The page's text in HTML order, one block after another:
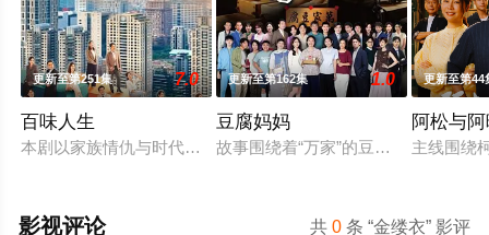
更新至第251集 7.0
百味人生
本剧以家族情仇与时代情怀为主轴，剧情叙述一场突如其来的
更新至第162集 1.0
豆腐妈妈
故事围绕着“万家”的豆腐老店，因“
更新至第44
阿松与
主线围绕
共0 条 “金缕衣” 影评
影视评论